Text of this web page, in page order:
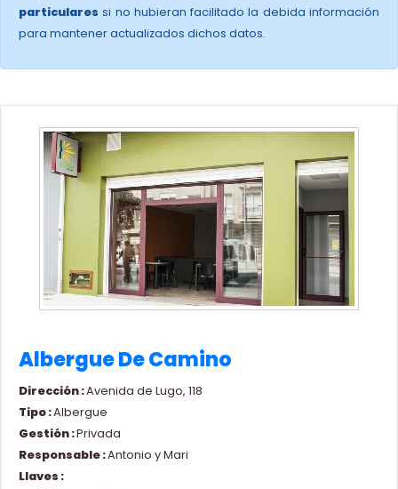
particulares si no hubieran facilitado la debida información
para mantener actualizados dichos datos.
Albergue De Camino
Dirección :Avenida de Lugo, 118
Tipo :Albergue
Gestión :Privada
Responsable :Antonio y Mari
Llaves :